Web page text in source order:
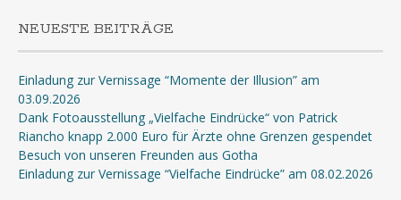
NEUESTE BEITRÄGE
Einladung zur Vernissage “Momente der Illusion” am
03.09.2026
Dank Fotoausstellung „Vielfache Eindrücke“ von Patrick
Riancho knapp 2.000 Euro für Ärzte ohne Grenzen gespendet
Besuch von unseren Freunden aus Gotha
Einladung zur Vernissage “Vielfache Eindrücke” am 08.02.2026